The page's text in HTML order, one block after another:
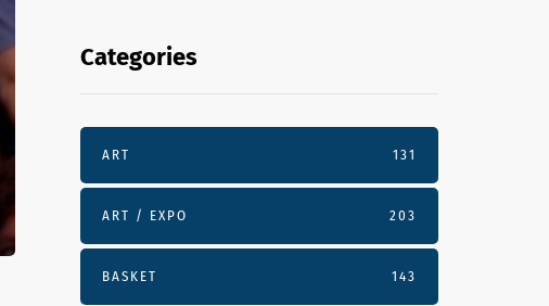
Categories
ART 131
ART / EXPO 203
BASKET 143